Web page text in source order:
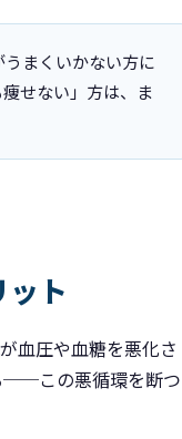
まくいかない方に
せない」方は、ま
ト
血圧や血糖を悪化さ
──この悪循環を断つ